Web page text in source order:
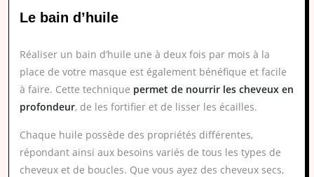
Le bain d’huile
Réaliser un bain d’huile une à deux fois par mois à la
place de votre masque est également bénéfique et facile
à faire. Cette technique permet de nourrir les cheveux en
profondeur, de les fortifier et de lisser les écailles.
Chaque huile possède des propriétés différentes,
répondant ainsi aux besoins variés de tous les types de
cheveux et de boucles. Que vous ayez des cheveux secs,